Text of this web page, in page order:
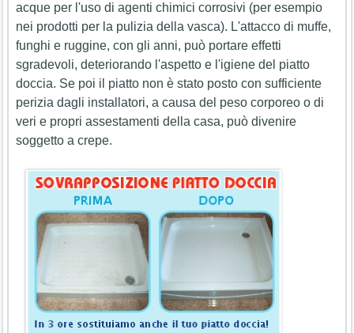
acque per l'uso di agenti chimici corrosivi (per esempio
nei prodotti per la pulizia della vasca). L'attacco di muffe,
funghi e ruggine, con gli anni, può portare effetti
sgradevoli, deteriorando l'aspetto e l'igiene del piatto
doccia. Se poi il piatto non è stato posto con sufficiente
perizia dagli installatori, a causa del peso corporeo o di
veri e propri assestamenti della casa, può divenire
soggetto a crepe.